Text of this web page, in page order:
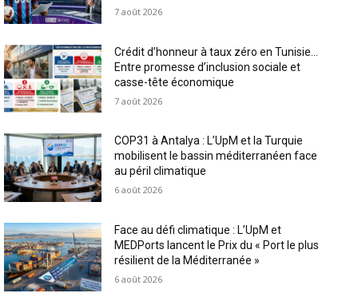
7 août 2026
Crédit d’honneur à taux zéro en Tunisie…
Entre promesse d’inclusion sociale et
casse-tête économique
7 août 2026
COP31 à Antalya : L’UpM et la Turquie
mobilisent le bassin méditerranéen face
au péril climatique
6 août 2026
Face au défi climatique : L’UpM et
MEDPorts lancent le Prix du « Port le plus
résilient de la Méditerranée »
6 août 2026